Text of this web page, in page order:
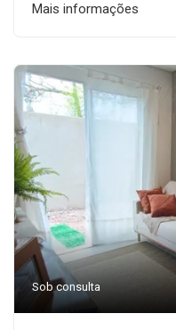
Mais informações
Sob consulta